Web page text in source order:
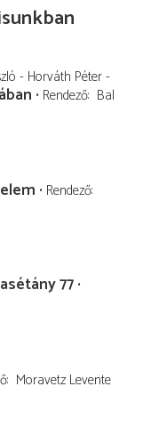
- Horváth Péter -
Rendező Bal
Rendező
77
Moravetz Levente